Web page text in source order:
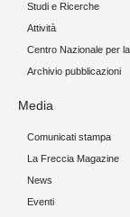
Studi e Ricerche
Attività
Centro Nazionale per
Archivio pubblicazioni
Media
Comunicati stampa
La Freccia Magazine
News
Eventi